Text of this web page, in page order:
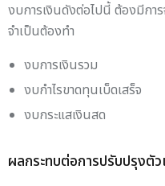
งบการเงินดังต่อไปนี้ ต้องมีกา
จำเป็นต้องทำ
งบการเงินรวม
งบกำไรขาดทุนเบ็ดเสร็จ
งบกระแสเงินสด
ผลกระทบต่อการปรับปรุงตัว